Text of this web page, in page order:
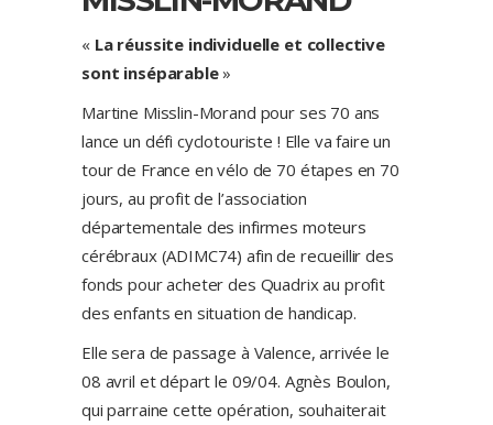
« La réussite individuelle et collective
sont inséparable»
Martine Misslin-Morand pour ses 70 ans
lance un défi cyclotouriste ! Elle va faire un
tour de France en vélo de 70 étapes en 70
jours, au profit de l’association
départementale des infirmes moteurs
cérébraux (ADIMC74) afin de recueillir des
fonds pour acheter des Quadrix au profit
des enfants en situation de handicap.
Elle sera de passage à Valence, arrivée le
08 avril et départ le 09/04. Agnès Boulon,
qui parraine cette opération, souhaiterait